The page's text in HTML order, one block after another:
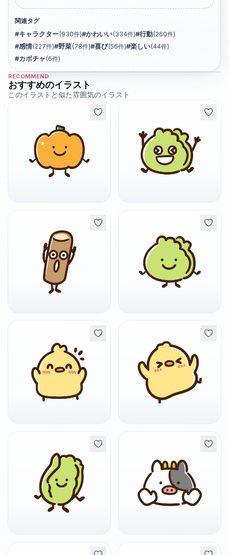
関連タグ
#キャラクター(930件)#かわいい(334件)#行動(260件)
#感情(227件)#野菜(78件)#喜び(56件)#楽しい(44件)
#カボチャ (6件)
RECOMMEND
おすすめのイラスト
このイラストと似た雰囲気のイラスト